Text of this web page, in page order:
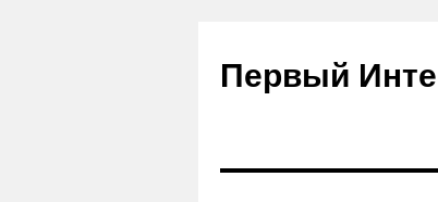
Первый